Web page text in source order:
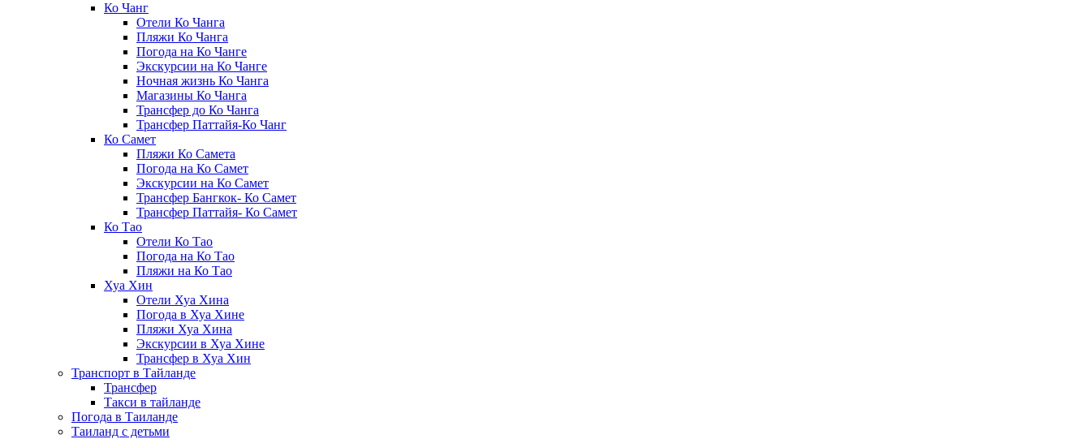
Ко Чанг
Отели Ко Чанга
Пляжи Ко Чанга
Погода на Ко Чанге
Экскурсии на Ко Чанге
Ночная жизнь Ко Чанга
Магазины Ко Чанга
Трансфер до Ко Чанга
Трансфер Паттайя-Ко Чанг
Ко Самет
Пляжи Ко Самета
Погода на Ко Самет
Экскурсии на Ко Самет
Трансфер Бангкок- Ко Самет
Трансфер Паттайя- Ко Самет
Ко Тао
Отели Ко Тао
Погода на Ко Тао
Пляжи на Ко Тао
Хуа Хин
Отели Хуа Хина
Погода в Хуа Хине
Пляжи Хуа Хина
Экскурсии в Хуа Хине
Трансфер в Хуа Хин
Транспорт в Тайланде
Трансфер
Такси в тайланде
Погода в Таиланде
Таиланд с детьми